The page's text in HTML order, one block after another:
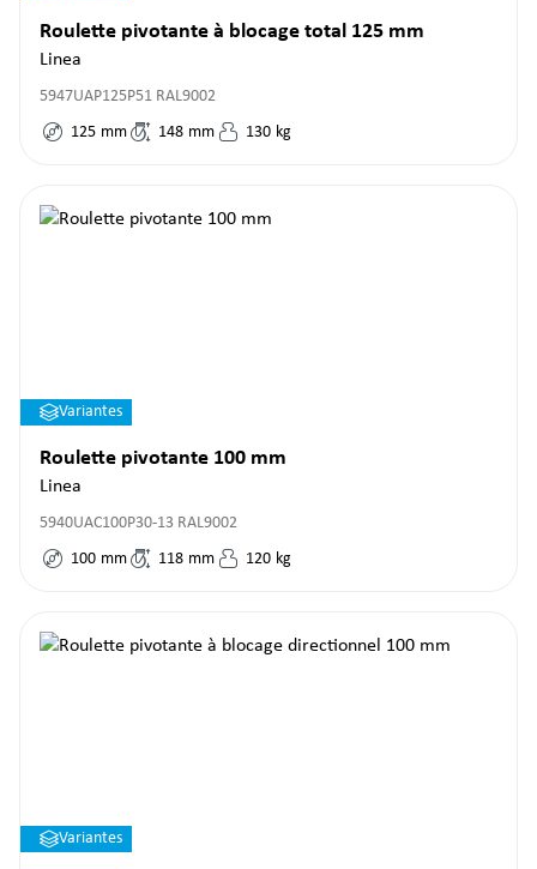
Roulette pivotante à blocage total 125 mm
Linea
5947UAP125P51 RAL9002
125 mm 148 mm 130 kg
Variantes
Roulette pivotante 100 mm
Linea
5940UAC100P30-13 RAL9002
100 mm 118 mm 120 kg
Variantes